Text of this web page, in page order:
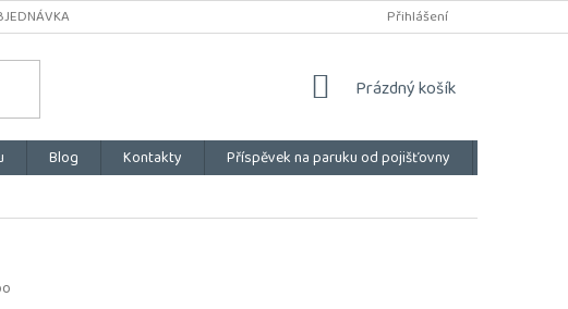
Přihlášení
NÁKUPNÍ
Prázdný košík
Blog Kontakty Příspěvek na paruku od pojišťovny